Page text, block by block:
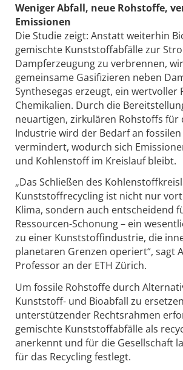
Weniger Abfall, neue Rohstoffe,
Emissionen
Die Studie zeigt: Anstatt weiterhin
gemischte Kunststoffabfälle zur
Dampferzeugung zu verbrennen,
gemeinsame Gasifizieren neben
Synthesegas erzeugt, ein wertvoller
Chemikalien. Durch die
neuartigen, zirkulären Rohstoffs für
Industrie wird der Bedarf an fossilen
vermindert, wodurch sich
und Kohlenstoff im Kreislauf bleibt.
„Das Schließen des
Kunststoffrecycling ist nicht nur
Klima, sondern auch entscheidend
Ressourcen-Schonung – ein
zu einer Kunststoffindustrie, die
planetaren Grenzen operiert“, sagt
Professor an der ETH Zürich.
Um fossile Rohstoffe durch
Kunststoff- und Bioabfall zu
unterstützender Rechtsrahmen
gemischte Kunststoffabfälle als
anerkennt und für die Gesellschaft
für das Recycling festlegt.